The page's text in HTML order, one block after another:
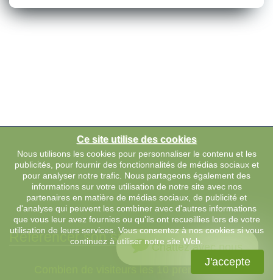
Référencer son site
Combien de visiteurs les 10 premières
Chattez avec nous
Ce site utilise des cookies
Nous utilisons les cookies pour personnaliser le contenu et les
publicités, pour fournir des fonctionnalités de médias sociaux et
pour analyser notre trafic. Nous partageons également des
informations sur votre utilisation de notre site avec nos
partenaires en matière de médias sociaux, de publicité et
d'analyse qui peuvent les combiner avec d'autres informations
que vous leur avez fournies ou qu'ils ont recueillies lors de votre
utilisation de leurs services. Vous consentez à nos cookies si vous
continuez à utiliser notre site Web.
J'accepte